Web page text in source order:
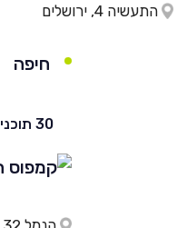
התעשיה 4, ירושלים
חיפה
30 תוכניות לימוד